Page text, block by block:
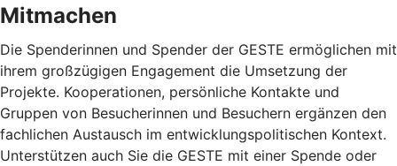
Mitmachen
Die Spenderinnen und Spender der GESTE ermöglichen mit
ihrem großzügigen Engagement die Umsetzung der
Projekte. Kooperationen, persönliche Kontakte und
Gruppen von Besucherinnen und Besuchern ergänzen den
fachlichen Austausch im entwicklungspolitischen Kontext.
Unterstützen auch Sie die GESTE mit einer Spende oder